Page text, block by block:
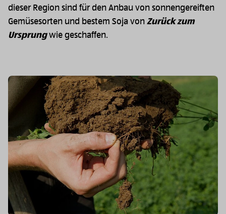
dieser Region sind für den Anbau von sonnengereiften
Gemüsesorten und bestem Soja von Zurück zum
Ursprungwie geschaffen.